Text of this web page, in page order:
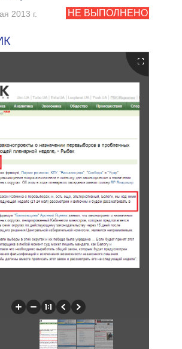
НЕ ВЫПОЛНЕНО
2013 г.